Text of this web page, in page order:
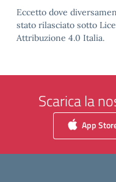
Eccetto dove
stato rilasciato sotto
Attribuzione 4.0 Italia.
Scarica la
App